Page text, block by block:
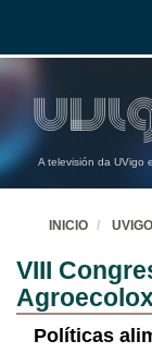
A televisión da UVigo
INICIO
VIII
Políticas